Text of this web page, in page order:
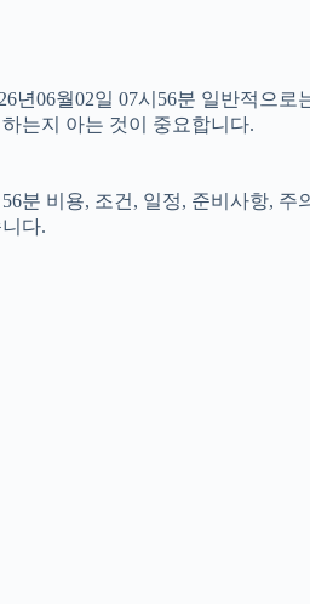
06월02일 07시56분 일반적으
는지 아는 것이 중요합니다.
분 비용, 조건, 일정, 준비사항,
다.